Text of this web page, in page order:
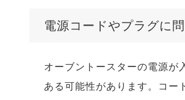
電源コードやプラグに
オーブントースターの電源が
ある可能性があります。コー